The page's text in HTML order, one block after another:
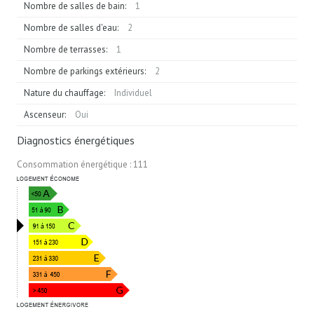
Nombre de salles de bain:
1
Nombre de salles d'eau:
2
Nombre de terrasses:
1
Nombre de parkings extérieurs:
2
Nature du chauffage:
Individuel
Ascenseur:
Oui
Diagnostics énergétiques
Consommation énergétique : 111